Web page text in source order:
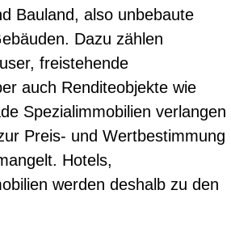
Bauland, also unbebaute
Dazu zählen
freistehende
auch Renditeobjekte wie
Spezialimmobilien verlangen
Preis- und Wertbestimmung
Hotels,
werden deshalb zu den